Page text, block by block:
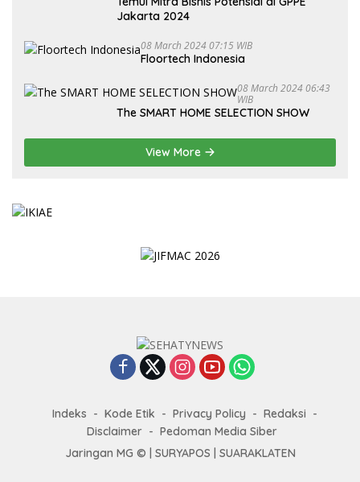
Jakarta 2024
08 March 2024 07:15 WIB
Floortech Indonesia
08 March 2024 06:43
WIB
The SMART HOME SELECTION SHOW
View More
Indeks Kode Etik Privacy Policy
Redaksi
Disclaimer
Pedoman Media Siber
Jaringan MG © | SURYAPOS SUARAKLATEN